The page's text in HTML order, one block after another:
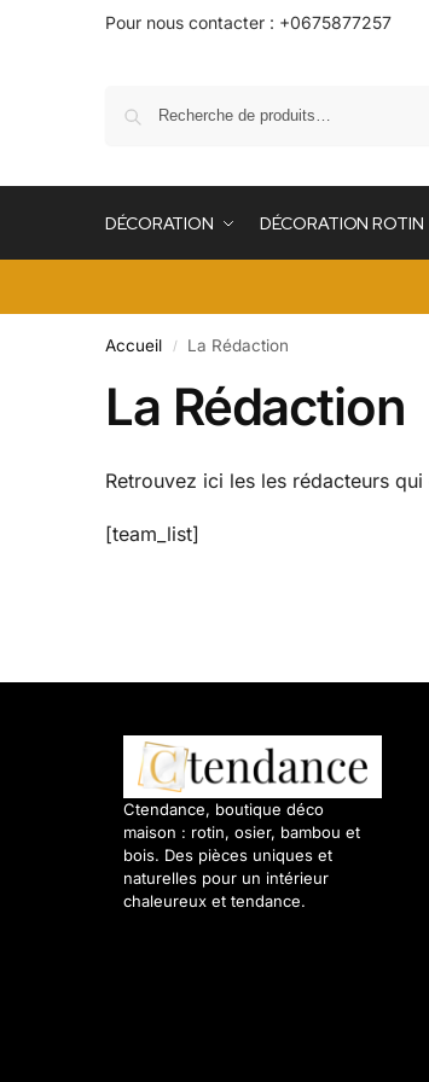
Pour nous contacter : +0675877257
DÉCORATION DÉCORATION ROTIN
Accueil / La Rédaction
La Rédaction
Retrouvez ici les les rédacteurs
[team_list]
Ctendance, boutique déco
maison : rotin, osier, bambou et
bois. Des pièces uniques et
naturelles pour un intérieur
chaleureux et tendance.